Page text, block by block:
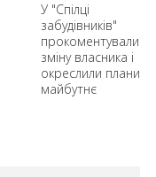
У "Спілці
забудівників"
прокоментували
зміну власника і
окреслили плани
майбутнє